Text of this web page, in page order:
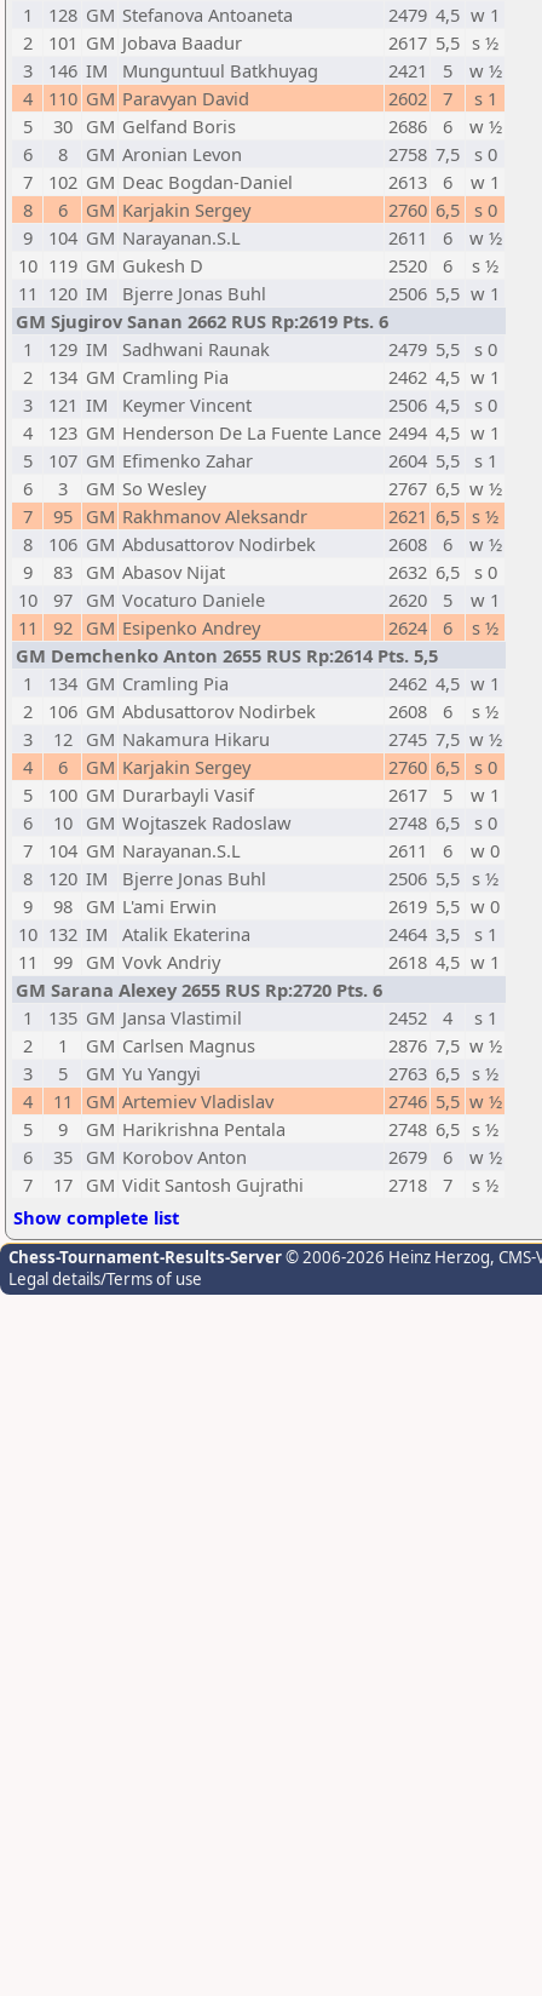
1
128 GM Stefanova Antoaneta 2479 4,5 w 1
2
101 GM Jobava Baadur 2617 5,5 s ½
3
146 IM Munguntuul Batkhuyag 2421 5
w ½
4
110 GM Paravyan David 2602 7
s 1
5
30 GM Gelfand Boris 2686 6
w ½
6
8 GM Aronian Levon 2758 7,5
s 0
7
102 GM Deac Bogdan-Daniel 2613 6
w 1
8
6 GM Karjakin Sergey 2760 6,5 s 0
9
104 GM Narayanan.S.L 2611 6
w ½
10 119 GM Gukesh D 2520 6
s ½
11 120 IM Bjerre Jonas Buhl 2506 5,5 w 1
GM Sjugirov Sanan 2662 RUS Rp:2619 Pts. 6
1
129 IM Sadhwani Raunak 2479 5,5
s 0
2
134 GM Cramling Pia 2462 4,5 w 1
3
121 IM Keymer Vincent 2506 4,5
s 0
4
123 GM Henderson De La Fuente Lance 2494 4,5 w 1
5
107 GM Efimenko Zahar 2604 5,5
s 1
6
3 GM So Wesley 2767 6,5 w ½
7
95 GM Rakhmanov Aleksandr 2621 6,5 s ½
8
106 GM Abdusattorov Nodirbek 2608 6
w ½
9
83 GM Abasov Nijat 2632 6,5 s 0
10
97 GM Vocaturo Daniele 2620 5
w 1
11
92 GM Esipenko Andrey 2624 6
s ½
GM Demchenko Anton 2655 RUS Rp:2614 Pts. 5,5
1
134 GM Cramling Pia 2462 4,5 w 1
2
106 GM Abdusattorov Nodirbek 2608 6
s ½
3
12 GM Nakamura Hikaru 2745 7,5 w ½
4
6 GM Karjakin Sergey 2760 6,5 s 0
5
100 GM Durarbayli Vasif 2617 5
w 1
6
10 GM Wojtaszek Radoslaw 2748 6,5
s 0
7
104 GM Narayanan.S.L 2611 6
w 0
8
120 IM Bjerre Jonas Buhl 2506 5,5 s ½
9
98 GM L'ami Erwin 2619 5,5 w 0
10 132 IM Atalik Ekaterina 2464 3,5
s 1
11
99 GM Vovk Andriy 2618 4,5 w 1
GM Sarana Alexey 2655 RUS Rp:2720 Pts. 6
1
135 GM Jansa Vlastimil 2452 4
s 1
2
1 GM Carlsen Magnus 2876 7,5 w ½
3
5 GM Yu Yangyi 2763 6,5 s ½
4
11 GM Artemiev Vladislav 2746 5,5 w ½
5
9 GM Harikrishna Pentala 2748 6,5 s ½
6
35 GM Korobov Anton 2679 6
w ½
7
17 GM Vidit Santosh Gujrathi 2718 7
s ½
Show complete list
Chess-Tournament-Results-Server© 2006-2026 Heinz Herzog,
Legal details/Terms of use